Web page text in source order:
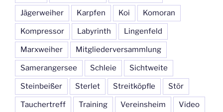
Jägerweiher Karpfen Koi Komoran
Kompressor Labyrinth Lingenfeld
Marxweiher Mitgliederversammlung
Samerangersee Schleie Sichtweite
Steinbeißer Sterlet Streitköpfle Stör
Tauchertreff Training Vereinsheim Video